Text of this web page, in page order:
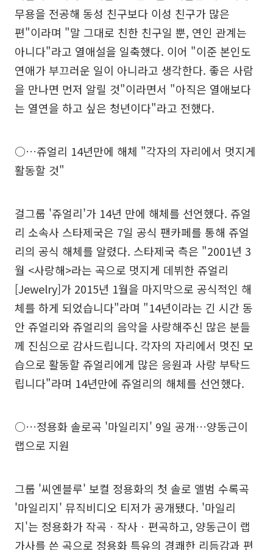
무용을 전공해 동성 친구보다 이성 친구가 많은
편"이라며 "말 그대로 친한 친구일 뿐, 연인 관계는
아니다"라고 열애설을 일축했다. 이어 "이준 본인도
연애가 부끄러운 일이 아니라고 생각한다. 좋은 사람
을 만나면 먼저 알릴 것"이라면서 "아직은 열애보다
는 열연을 하고 싶은 청년이다"라고 전했다.
○…쥬얼리 14년만에 해체 "각자의 자리에서 멋지게
활동할 것"
걸그룹 '쥬얼리'가 14년 만에 해체를 선언했다. 쥬얼
리 소속사 스타제국은 7일 공식 팬카페를 통해 쥬얼
리의 공식 해체를 알렸다. 스타제국 측은 "2001년 3
월 <사랑해>라는 곡으로 멋지게 데뷔한 쥬얼리
[Jewelry]가 2015년 1월을 마지막으로 공식적인 해
체를 하게 되었습니다"라며 "14년이라는 긴 시간 동
안 쥬얼리와 쥬얼리의 음악을 사랑해주신 많은 분들
께 진심으로 감사드립니다. 각자의 자리에서 멋진 모
습으로 활동할 쥬얼리에게 많은 응원과 사랑 부탁드
립니다"라며 14년만에 쥬얼리의 해체를 선언했다.
○…정용화 솔로곡 '마일리지' 9일 공개…양동근이
랩으로 지원
그룹 '씨엔블루' 보컬 정용화의 첫 솔로 앨범 수록곡
'마일리지' 뮤직비디오 티저가 공개됐다. '마일리
지'는 정용화가 작곡ㆍ작사ㆍ편곡하고, 양동근이 랩
가사를 쓴 곡으로 정용화 특유의 경쾌한 리듬감과 편